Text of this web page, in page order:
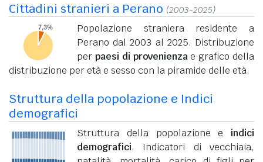
Cittadini stranieri a Perano (2003-2025)
Popolazione straniera residente a
Perano dal 2003 al 2025. Distribuzione
per paesi di provenienzae grafico della
distribuzione per età e sesso con la piramide delle età.
Struttura della popolazione e Indici
demografici
Struttura della popolazione e indici
demografici. Indicatori di vecchiaia,